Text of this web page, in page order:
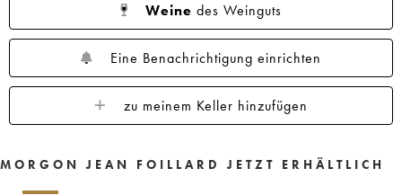
Weine des Weinguts
Eine Benachrichtigung einrichten
zu meinem Keller hinzufügen
MORGON JEAN FOILLARD JETZT ERHÄLTLICH